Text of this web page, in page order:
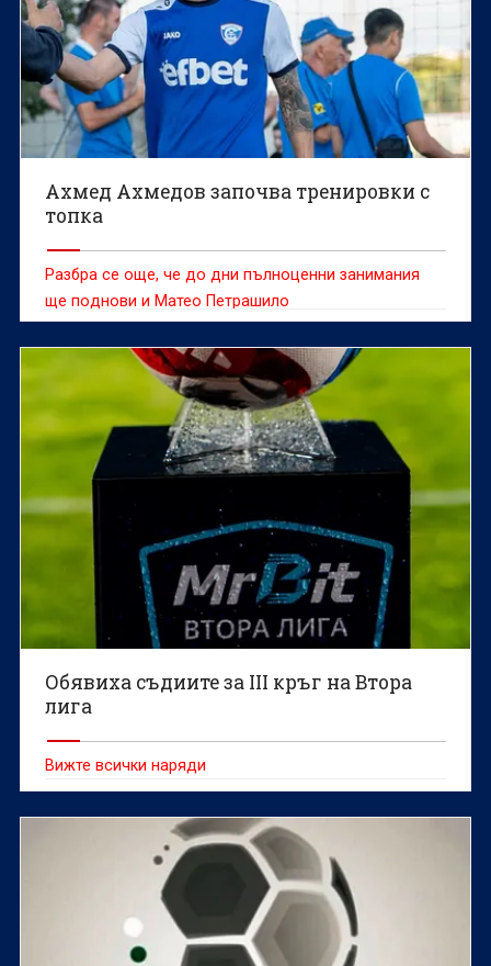
Ахмед Ахмедов започва тренировки с
топка
Разбра се още, че до дни пълноценни занимания
ще поднови и Матео Петрашило
Обявиха съдиите за III кръг на Втора
лига
Вижте всички наряди